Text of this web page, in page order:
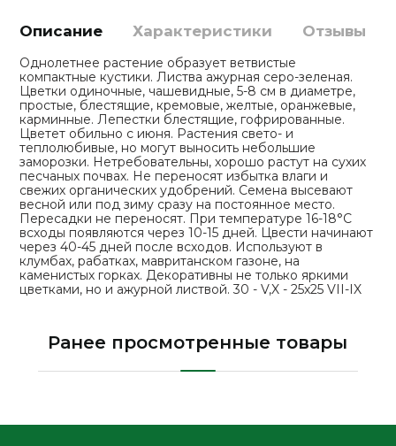
Описание Характеристики Отзывы
Однолетнее растение образует ветвистые
компактные кустики. Листва ажурная серо-зеленая.
Цветки одиночные, чашевидные, 5-8 см в диаметре,
простые, блестящие, кремовые, желтые, оранжевые,
карминные. Лепестки блестящие, гофрированные.
Цветет обильно с июня. Растения свето- и
теплолюбивые, но могут выносить небольшие
заморозки. Нетребовательны, хорошо растут на сухих
песчаных почвах. Не переносят избытка влаги и
свежих органических удобрений. Семена высевают
весной или под зиму сразу на постоянное место.
Пересадки не переносят. При температуре 16-18°С
всходы появляются через 10-15 дней. Цвести начинают
через 40-45 дней после всходов. Используют в
клумбах, рабатках, мавританском газоне, на
каменистых горках. Декоративны не только яркими
цветками, но и ажурной листвой. 30 - V,X - 25x25 VII-IX
Ранее просмотренные товары